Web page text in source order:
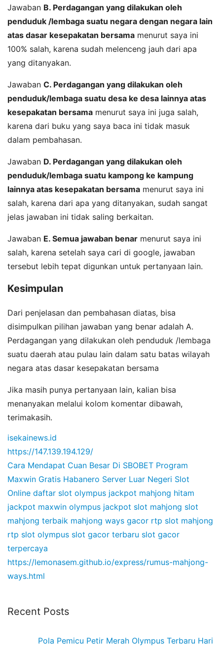
Jawaban B. Perdagangan yang dilakukan oleh
penduduk /lembaga suatu negara dengan negara lain
atas dasar kesepakatan bersama menurut saya ini
100% salah, karena sudah melenceng jauh dari apa
yang ditanyakan.
Jawaban C. Perdagangan yang dilakukan oleh
penduduk/lembaga suatu desa ke desa lainnya atas
kesepakatan bersama menurut saya ini juga salah,
karena dari buku yang saya baca ini tidak masuk
dalam pembahasan.
Jawaban D. Perdagangan yang dilakukan oleh
penduduk/lembaga suatu kampong ke kampung
lainnya atas kesepakatan bersama menurut saya ini
salah, karena dari apa yang ditanyakan, sudah sangat
jelas jawaban ini tidak saling berkaitan.
Jawaban E. Semua jawaban benar menurut saya ini
salah, karena setelah saya cari di google, jawaban
tersebut lebih tepat digunkan untuk pertanyaan lain.
Kesimpulan
Dari penjelasan dan pembahasan diatas, bisa
disimpulkan pilihan jawaban yang benar adalah A.
Perdagangan yang dilakukan oleh penduduk /lembaga
suatu daerah atau pulau lain dalam satu batas wilayah
negara atas dasar kesepakatan bersama
Jika masih punya pertanyaan lain, kalian bisa
menanyakan melalui kolom komentar dibawah,
terimakasih.
isekainews.id
https://147.139.194.129/
Cara Mendapat Cuan Besar Di SBOBET Program
Maxwin Gratis Habanero Server Luar Negeri Slot
Online daftar slot olympus jackpot mahjong hitam
jackpot maxwin olympus jackpot slot mahjong slot
mahjong terbaik mahjong ways gacor rtp slot mahjong
rtp slot olympus slot gacor terbaru slot gacor
terpercaya
https://lemonasem.github.io/express/rumus-mahjong-
ways.html
Recent Posts
Pola Pemicu Petir Merah Olympus Terbaru Hari